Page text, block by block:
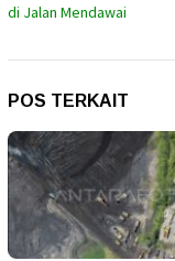
di Jalan Mendawai
POS TERKAIT